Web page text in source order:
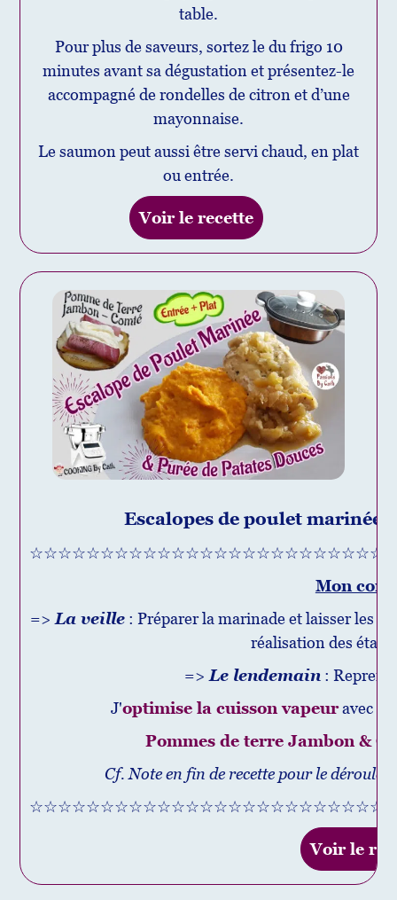
table.
Pour plus de saveurs, sortez le du frigo 10
minutes avant sa dégustation et présentez-le
accompagné de rondelles de citron et d’une
mayonnaise.
Le saumon peut aussi être servi chaud, en plat
ou entrée.
Voir le recette
Escalopes de poulet
Mon
=> La veille: Préparer la marinade et laisser les
réalisation des
=> Le lendemain :
J'optimise la cuisson vapeuravec la
Pommes de terre Jambon &
Cf. Note en fin de recette pour le
Voir le